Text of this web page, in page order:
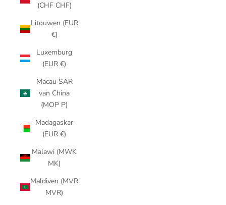
(CHF CHF)
Litouwen (EUR
€)
Luxemburg
(EUR €)
Macau SAR
van China
(MOP P)
Madagaskar
(EUR €)
Malawi (MWK
MK)
Maldiven (MVR
MVR)